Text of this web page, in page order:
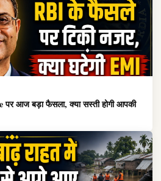
आज बड़ा फैसला, क्या सस्ती होगी आपकी